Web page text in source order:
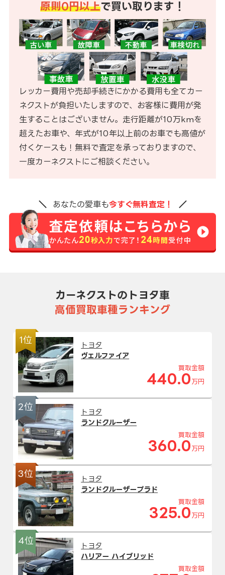
原則0円以上で買い取ります！
レッカー費用や売却手続きにかかる費用も全てカー
ネクストが負担いたしますので、お客様に費用が発
生することはございません。走行距離が10万kmを
超えたお車や、年式が10年以上前のお車でも高値が
付くケースも！無料で査定を承っておりますので、
一度カーネクストにご相談ください。
あなたの愛車も今すぐ無料査定！
カーネクストのトヨタ車
高価買取車種ランキング
1位
トヨタ
ヴェルファイア
買取金額
440.0 万円
2位
トヨタ
ランドクルーザー
買取金額
360.0 万円
3位
トヨタ
ランドクルーザープラド
買取金額
325.0 万円
4位
トヨタ
ハリアー ハイブリッド
買取金額